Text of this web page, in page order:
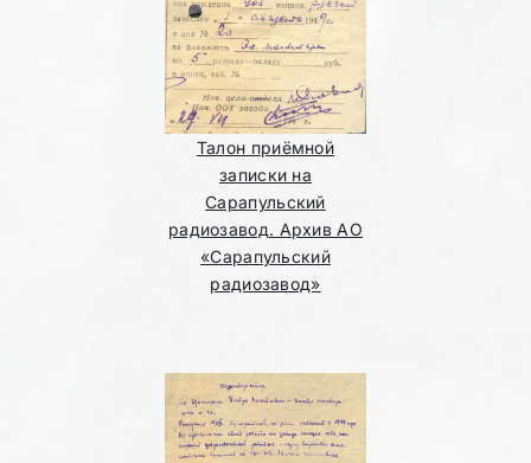
Талон приёмной
записки на
Сарапульский
радиозавод. Архив АО
«Сарапульский
радиозавод»